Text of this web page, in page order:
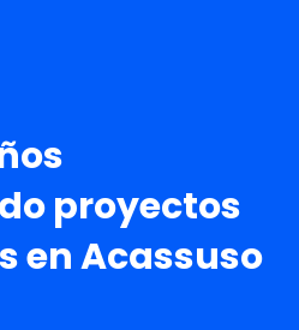
proyectos
en Acassuso